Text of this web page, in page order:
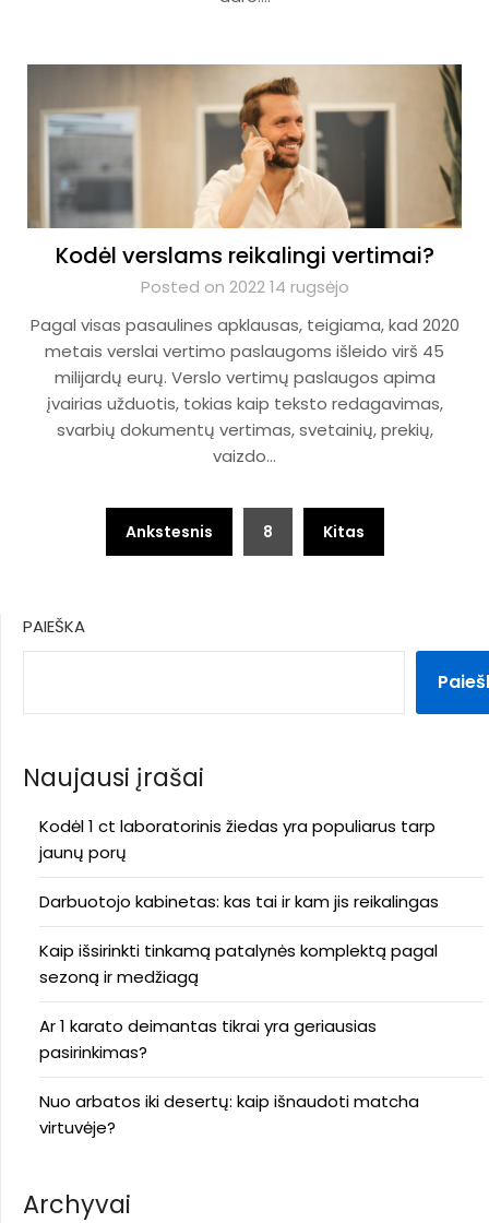
Kodėl verslams reikalingi vertimai?
Posted on 2022 14 rugsėjo
Pagal visas pasaulines apklausas, teigiama, kad 2020
metais verslai vertimo paslaugoms išleido virš 45
milijardų eurų. Verslo vertimų paslaugos apima
įvairias užduotis, tokias kaip teksto redagavimas,
svarbių dokumentų vertimas, svetainių, prekių,
vaizdo…
puslapiavimas
Ankstesnis 8 Kitas
PAIEŠKA
Naujausi įrašai
Kodėl 1 ct laboratorinis žiedas yra populiarus tarp
jaunų porų
Darbuotojo kabinetas: kas tai ir kam jis reikalingas
Kaip išsirinkti tinkamą patalynės komplektą pagal
sezoną ir medžiagą
Ar 1 karato deimantas tikrai yra geriausias
pasirinkimas?
Nuo arbatos iki desertų: kaip išnaudoti matcha
virtuvėje?
Archyvai